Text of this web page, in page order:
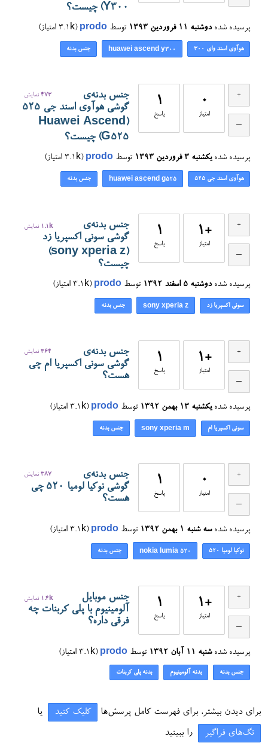
Y300) چیست؟
پرسیده شده دوشنبه ۱۱ فروردین ۱۳۹۳ توسط prodo
(
3.1k امتیاز)
هوآوی اسند وای ۳۰۰ huawei ascend y300 جنس بدنه
0
امتیاز
1
پاسخ
473 نمایش
جنس بدنه‌ی
گوشی هوآوی اسند جی ۵۲۵
(Huawei Ascend
G525) چیست؟
پرسیده شده یکشنبه ۳ فروردین ۱۳۹۳ توسط prodo
(
3.1k امتیاز)
هوآوی اسند جی ۵۲۵ huawei ascend g525 جنس بدنه
+1
امتیاز
1
پاسخ
1.1k نمایش
جنس بدنه‌ی
گوشی سونی اکسپریا زد
(sony xperia z)
چیست؟
پرسیده شده دوشنبه ۵ اسفند ۱۳۹۲ توسط prodo
(
3.1k امتیاز)
سونی اکسپریا زد sony xperia z جنس بدنه
+1
امتیاز
1
پاسخ
364 نمایش
جنس بدنه‌ی
گوشی سونی اکسپریا ام چی
هست؟
پرسیده شده یکشنبه ۱۳ بهمن ۱۳۹۲ توسط prodo
(
3.1k امتیاز)
سونی اکسپریا ام sony xperia m جنس بدنه
0
امتیاز
1
پاسخ
387 نمایش
جنس بدنه‌ی
گوشی نوکیا لومیا ۵۲۰ چی
هست؟
پرسیده شده سه شنبه ۱ بهمن ۱۳۹۲ توسط prodo
(
3.1k امتیاز)
نوکیا لومیا ۵۲۰ nokia lumia 520 جنس بدنه
+1
امتیاز
1
پاسخ
1.4k نمایش
جنس موبایل
آلومینیوم با پلی کربنات چه
فرقی داره؟
پرسیده شده شنبه ۱۱ آبان ۱۳۹۲ توسط prodo
(
3.1k امتیاز)
جنس بدنه بدنه آلومینیوم بدنه پلی کربنات
برای دیدن بیشتر، برای فهرست کامل پرسش‌ها کلیک کنید یا
تگ‌های فراگیر را ببینید